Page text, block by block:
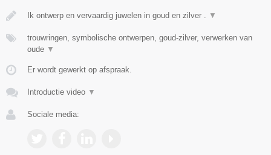
Ik ontwerp en vervaardig juwelen in goud en zilver . ▼
trouwringen, symbolische ontwerpen, goud-zilver, verwerken van
oude ▼
Er wordt gewerkt op afspraak.
Introductie video ▼
Sociale media: